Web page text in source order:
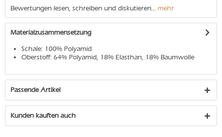
Bewertungen lesen, schreiben und diskutieren... mehr
Materialzusammensetzung
Schale: 100% Polyamid
Oberstoff: 64% Polyamid, 18% Elasthan, 18% Baumwolle
Passende Artikel
Kunden kauften auch